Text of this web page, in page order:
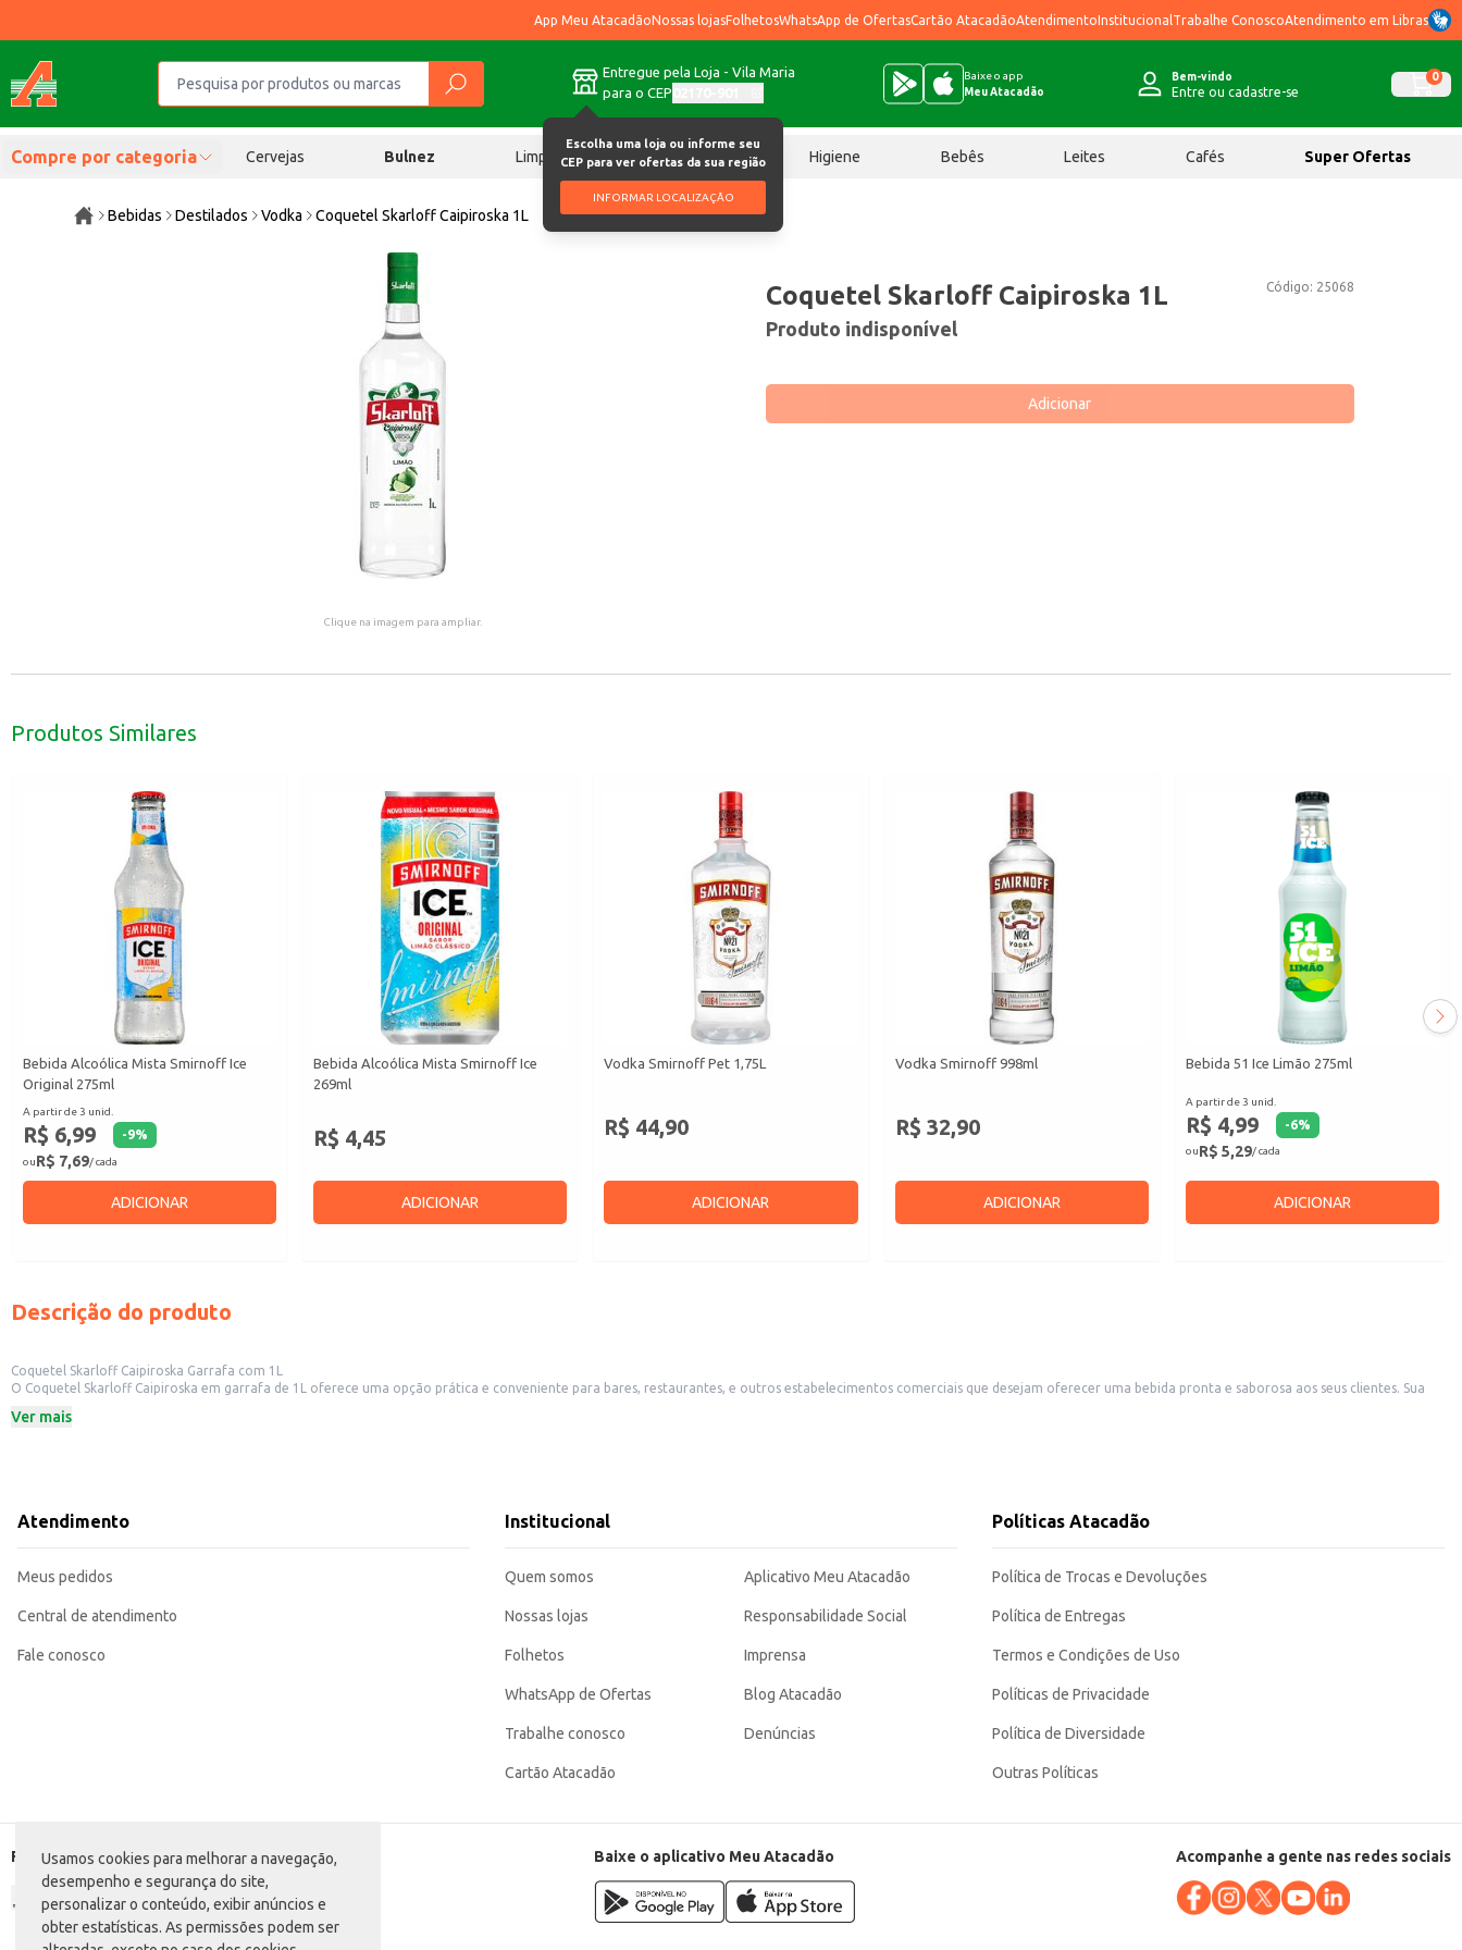
Usamos cookies para melhorar a navegação,
desempenho e segurança do site,
personalizar o conteúdo, exibir anúncios e
obter estatísticas. As permissões podem ser
App Meu AtacadãoNossas lojasFolhetosWhatsApp de OfertasCartão AtacadãoAtendimentoInstitucional Trabalhe ConoscoAtendimento em Libras
Entregue pela Loja - Vila Maria
para o CEP
Escolha uma loja ou informe seu
CEP para ver ofertas da sua região
INFORMAR LOCALIZAÇÃO
Baixe o app
Meu Atacadão
Bem-vindo
Entre ou cadastre-se
0
Compre por categoria Cervejas Bulnez Limpeza Chocolates Higiene Bebês Leites Cafés Super Ofertas
Bebidas Destilados Vodka Coquetel Skarloff Caipiroska 1L
Clique na imagem para ampliar.
Código: 25068
Coquetel Skarloff Caipiroska 1L
Produto indisponível
Adicionar
Produtos Similares
Bebida Alcoólica Mista Smirnoff Ice
Original 275ml
A partir de 3 unid.
R$ 6,99 -9%
ouR$ 7,69/ cada
ADICIONAR
Bebida Alcoólica Mista Smirnoff Ice
269ml
R$ 4,45
ADICIONAR
Vodka Smirnoff Pet 1,75L
R$ 44,90
ADICIONAR
Vodka Smirnoff 998ml
R$ 32,90
ADICIONAR
Bebida 51 Ice Limão 275ml
A partir de 3 unid.
R$ 4,99 -6%
ouR$ 5,29/ cada
ADICIONAR
Descrição do produto
Coquetel Skarloff Caipiroska Garrafa com 1L
O Coquetel Skarloff Caipiroska em garrafa de 1L oferece uma opção prática e conveniente para bares, restaurantes, e outros estabelecimentos comerciais que desejam oferecer uma bebida pronta e saborosa aos seus clientes. Sua
armazenamento, otimizando o espaço e reduzindo o tempo de preparo para o consumidor final.
O Coquetel Skarloff Caipiroska proporciona uma experiência de sabor consistente e reconhecida, atendendo às expectativas dos consumidores que buscam praticidade e qualidade. Sua embalagem de 1 litro garante um bom custo-
benefício para o estabelecimento comercial e para o consumidor final.
Departamento: Bebidas
Conteúdo: 1L
Ver mais
Atendimento
Meus pedidos
Central de atendimento
Fale conosco
Institucional
Quem somos
Nossas lojas
Folhetos
WhatsApp de Ofertas
Trabalhe conosco
Cartão Atacadão
Aplicativo Meu Atacadão
Responsabilidade Social
Imprensa
Blog Atacadão
Denúncias
Políticas Atacadão
Política de Trocas e Devoluções
Política de Entregas
Termos e Condições de Uso
Políticas de Privacidade
Política de Diversidade
Outras Políticas
Formas de pagamento Baixe o aplicativo Meu Atacadão Acompanhe a gente nas redes sociais